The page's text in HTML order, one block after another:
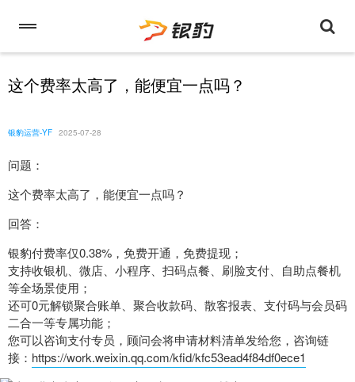
这个费率太高了，能便宜一点吗？
银豹运营-YF 2025-07-28
问题：
这个费率太高了，能便宜一点吗？
回答：
银豹付费率仅0.38%，免费开通，免费提现；
支持收银机、微店、小程序、扫码点餐、刷脸支付、自助点餐机
等全场景使用；
还可0元解锁聚合账单、聚合收款码、散客报表、支付码与会员码
二合一等专属功能；
您可以咨询支付专员，顾问会将申请材料清单发给您，咨询链
接： https://work.weixin.qq.com/kfid/kfc53ead4f84df0ece1